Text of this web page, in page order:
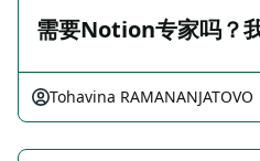
需要Notion专家吗？
Tohavina RAMANANJATOVO